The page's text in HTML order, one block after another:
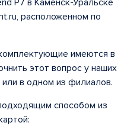
P7 в Каменск-Уральске
расположенном по
имеются в
этот вопрос у наших
в одном из филиалов.
способом из